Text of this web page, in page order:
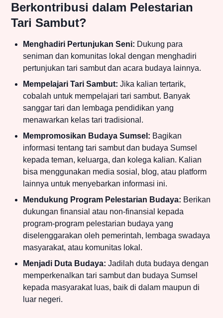
Berkontribusi dalam Pelestarian
Tari Sambut?
Menghadiri Pertunjukan Seni: Dukung para
seniman dan komunitas lokal dengan menghadiri
pertunjukan tari sambut dan acara budaya lainnya.
Mempelajari Tari Sambut: Jika kalian tertarik,
cobalah untuk mempelajari tari sambut. Banyak
sanggar tari dan lembaga pendidikan yang
menawarkan kelas tari tradisional.
Mempromosikan Budaya Sumsel: Bagikan
informasi tentang tari sambut dan budaya Sumsel
kepada teman, keluarga, dan kolega kalian. Kalian
bisa menggunakan media sosial, blog, atau platform
lainnya untuk menyebarkan informasi ini.
Mendukung Program Pelestarian Budaya: Berikan
dukungan finansial atau non-finansial kepada
program-program pelestarian budaya yang
diselenggarakan oleh pemerintah, lembaga swadaya
masyarakat, atau komunitas lokal.
Menjadi Duta Budaya: Jadilah duta budaya dengan
memperkenalkan tari sambut dan budaya Sumsel
kepada masyarakat luas, baik di dalam maupun di
luar negeri.